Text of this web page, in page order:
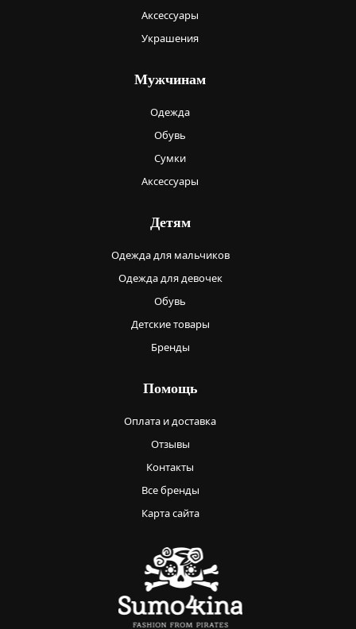
Аксессуары
Украшения
Мужчинам
Одежда
Обувь
Сумки
Аксессуары
Детям
Одежда для мальчиков
Одежда для девочек
Обувь
Детские товары
Бренды
Помощь
Оплата и доставка
Отзывы
Контакты
Все бренды
Карта сайта